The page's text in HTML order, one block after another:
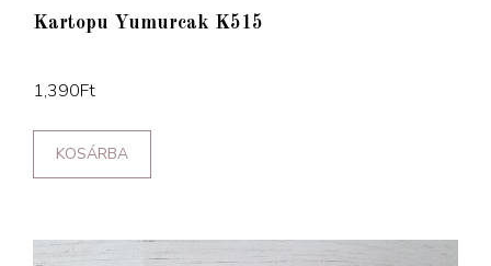
Kartopu Yumurcak K515
1,390Ft
KOSÁRBA